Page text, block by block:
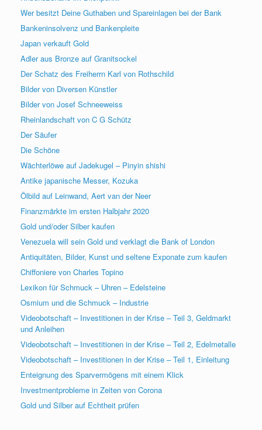
Wer besitzt Deine Guthaben und Spareinlagen bei der Bank
Bankeninsolvenz und Bankenpleite
Japan verkauft Gold
Adler aus Bronze auf Granitsockel
Der Schatz des Freiherrn Karl von Rothschild
Bilder von Diversen Künstler
Bilder von Josef Schneeweiss
Rheinlandschaft von C G Schütz
Der Säufer
Die Schöne
Wächterlöwe auf Jadekugel – Pinyin shishi
Antike japanische Messer, Kozuka
Ölbild auf Leinwand, Aert van der Neer
Finanzmärkte im ersten Halbjahr 2020
Gold und/oder Silber kaufen
Venezuela will sein Gold und verklagt die Bank of London
Antiquitäten, Bilder, Kunst und seltene Exponate zum kaufen
Chiffoniere von Charles Topino
Lexikon für Schmuck – Uhren – Edelsteine
Osmium und die Schmuck – Industrie
Videobotschaft – Investitionen in der Krise – Teil 3, Geldmarkt
und Anleihen
Videobotschaft – Investitionen in der Krise – Teil 2, Edelmetalle
Videobotschaft – Investitionen in der Krise – Teil 1, Einleitung
Enteignung des Sparvermögens mit einem Klick
Investmentprobleme in Zeiten von Corona
Gold und Silber auf Echtheit prüfen